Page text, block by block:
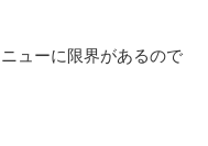
ューに限界があるので